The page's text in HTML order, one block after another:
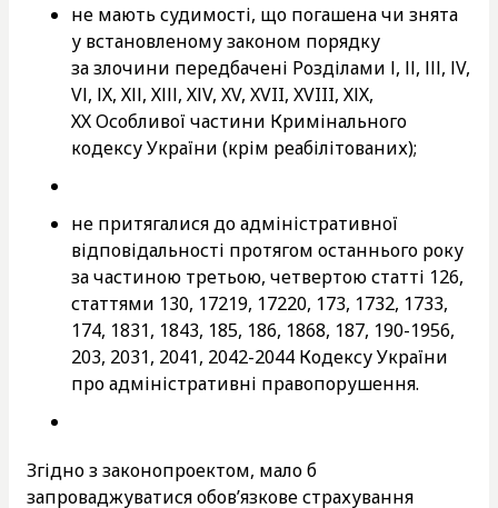
не мають судимості, що погашена чи знята
у встановленому законом порядку
за злочини передбачені Розділами І, ІІ, ІІІ, ІV,
VІ, ІХ, ХІІ, ХІІІ, ХІV, XV, XVII, XVIII, ХІХ,
ХХ Особливої частини Кримінального
кодексу України (крім реабілітованих);
не притягалися до адміністративної
відповідальності протягом останнього року
за частиною третьою, четвертою статті 126,
статтями 130, 17219, 17220, 173, 1732, 1733,
174, 1831, 1843, 185, 186, 1868, 187, 190-1956,
203, 2031, 2041, 2042-2044 Кодексу України
про адміністративні правопорушення.
Згідно з законопроектом, мало б
запроваджуватися обов’язкове страхування